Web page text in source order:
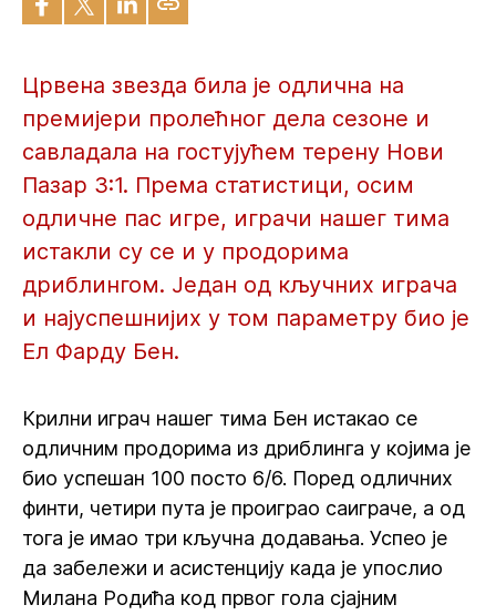
Црвена звезда била је одлична на
премијери пролећног дела сезоне и
савладала на гостујућем терену Нови
Пазар 3:1. Према статистици, осим
одличне пас игре, играчи нашег тима
истакли су се и у продорима
дриблингом. Један од кључних играча
и најуспешнијих у том параметру био је
Ел Фарду Бен.
Крилни играч нашег тима Бен истакао се
одличним продорима из дриблинга у којима је
био успешан 100 посто 6/6. Поред одличних
финти, четири пута је проиграо саиграче, а од
тога је имао три кључна додавања. Успео је
да забележи и асистенцију када је упослио
Милана Родића код првог гола сјајним